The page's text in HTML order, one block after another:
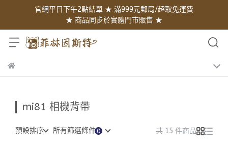
官網平日下午2點結單 ★ 滿999元郵局/超取免運費
★ 商品同步於實體門市販售 ★
mi81 相機背帶
預設排序 所有篩選條件 共 15 件商品